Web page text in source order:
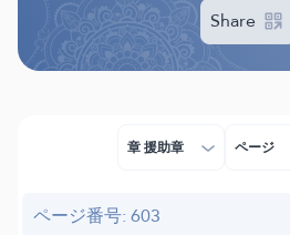
Share
章 援助章 ページ
ページ番号: 603